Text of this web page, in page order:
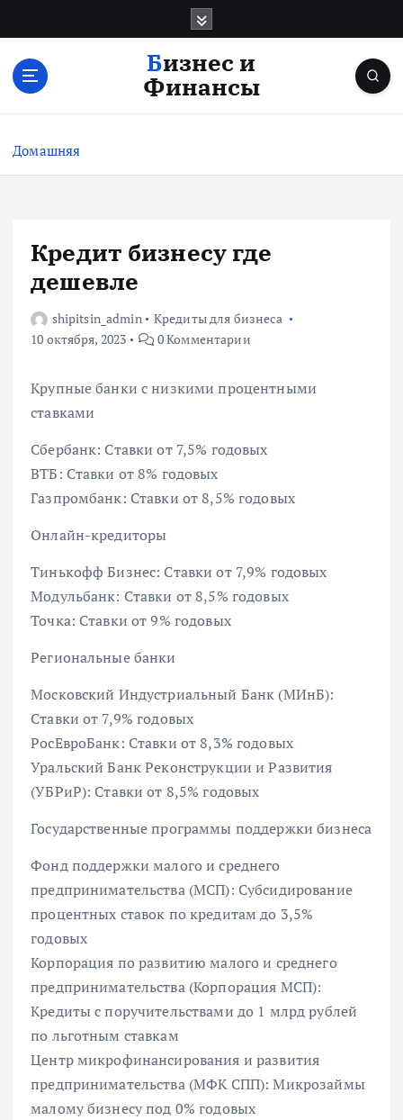
с
Бизнес и
Финансы
Домашняя
Кредит бизнесу где
дешевле
shipitsin_admin
Кредиты для бизнеса
10 октября, 2023
0 Комментарии
Крупные банки с низкими процентными
ставками
Сбербанк: Ставки от 7,5% годовых
ВТБ: Ставки от 8% годовых
Газпромбанк: Ставки от 8,5% годовых
Онлайн-кредиторы
Тинькофф Бизнес: Ставки от 7,9% годовых
Модульбанк: Ставки от 8,5% годовых
Точка: Ставки от 9% годовых
Региональные банки
Московский Индустриальный Банк (МИнБ):
Ставки от 7,9% годовых
РосЕвроБанк: Ставки от 8,3% годовых
Уральский Банк Реконструкции и Развития
(УБРиР): Ставки от 8,5% годовых
Государственные программы поддержки бизнеса
Фонд поддержки малого и среднего
предпринимательства (МСП): Субсидирование
процентных ставок по кредитам до 3,5%
годовых
Корпорация по развитию малого и среднего
предпринимательства (Корпорация МСП):
Кредиты с поручительствами до 1 млрд рублей
по льготным ставкам
Центр микрофинансирования и развития
предпринимательства (МФК СПП): Микрозаймы
малому бизнесу под 0% годовых